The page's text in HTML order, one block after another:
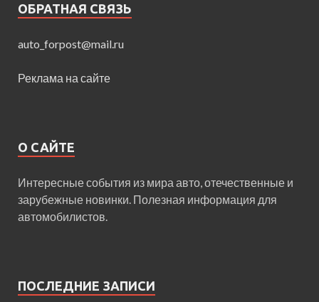
ОБРАТНАЯ СВЯЗЬ
auto_forpost@mail.ru
Реклама на сайте
О САЙТЕ
Интересные события из мира авто, отечественные и
зарубежные новинки. Полезная информация для
автомобилистов.
ПОСЛЕДНИЕ ЗАПИСИ